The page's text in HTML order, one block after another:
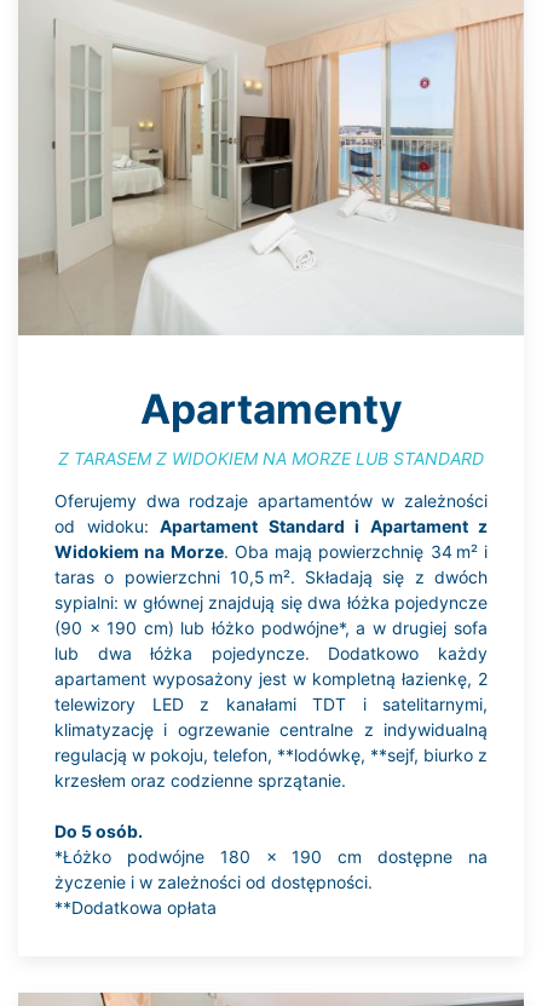
Apartamenty
Z TARASEM Z WIDOKIEM NA MORZE LUB STANDARD
Oferujemy dwa rodzaje apartamentów w zależności
od widoku: Apartament Standard i Apartament z
Widokiem na Morze. Oba mają powierzchnię 34 m² i
taras o powierzchni 10,5 m². Składają się z dwóch
sypialni: w głównej znajdują się dwa łóżka pojedyncze
(90 x 190 cm) lub łóżko podwójne*, a w drugiej sofa
lub dwa łóżka pojedyncze. Dodatkowo każdy
apartament wyposażony jest w kompletną łazienkę, 2
telewizory LED z kanałami TDT i satelitarnymi,
klimatyzację i ogrzewanie centralne z indywidualną
regulacją w pokoju, telefon, **lodówkę, **sejf, biurko z
krzesłem oraz codzienne sprzątanie.
Do 5 osób.
*Łóżko podwójne 180 x 190 cm dostępne na
życzenie i w zależności od dostępności.
**Dodatkowa opłata